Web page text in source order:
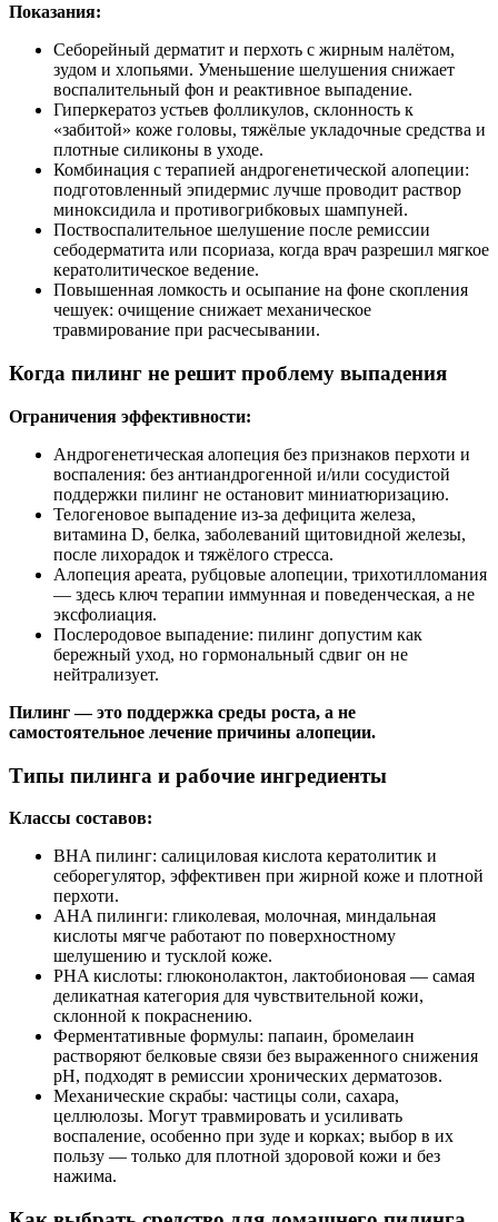
Показания:
Себорейный дерматит и перхоть с жирным налётом,
зудом и хлопьями. Уменьшение шелушения снижает
воспалительный фон и реактивное выпадение.
Гиперкератоз устьев фолликулов, склонность к
«забитой» коже головы, тяжёлые укладочные средства и
плотные силиконы в уходе.
Комбинация с терапией андрогенетической алопеции:
подготовленный эпидермис лучше проводит раствор
миноксидила и противогрибковых шампуней.
Поствоспалительное шелушение после ремиссии
себодерматита или псориаза, когда врач разрешил мягкое
кератолитическое ведение.
Повышенная ломкость и осыпание на фоне скопления
чешуек: очищение снижает механическое
травмирование при расчесывании.
Когда пилинг не решит проблему выпадения
Ограничения эффективности:
Андрогенетическая алопеция без признаков перхоти и
воспаления: без антиандрогенной и/или сосудистой
поддержки пилинг не остановит миниатюризацию.
Телогеновое выпадение из‑за дефицита железа,
витамина D, белка, заболеваний щитовидной железы,
после лихорадок и тяжёлого стресса.
Алопеция ареата, рубцовые алопеции, трихотилломания
— здесь ключ терапии иммунная и поведенческая, а не
эксфолиация.
Послеродовое выпадение: пилинг допустим как
бережный уход, но гормональный сдвиг он не
нейтрализует.
Пилинг — это поддержка среды роста, а не
самостоятельное лечение причины алопеции.
Типы пилинга и рабочие ингредиенты
Классы составов:
BHA пилинг: салициловая кислота кератолитик и
себорегулятор, эффективен при жирной коже и плотной
перхоти.
AHA пилинги: гликолевая, молочная, миндальная
кислоты мягче работают по поверхностному
шелушению и тусклой коже.
PHA кислоты: глюконолактон, лактобионовая — самая
деликатная категория для чувствительной кожи,
склонной к покраснению.
Ферментативные формулы: папаин, бромелаин
растворяют белковые связи без выраженного снижения
pH, подходят в ремиссии хронических дерматозов.
Механические скрабы: частицы соли, сахара,
целлюлозы. Могут травмировать и усиливать
воспаление, особенно при зуде и корках; выбор в их
пользу — только для плотной здоровой кожи и без
нажима.